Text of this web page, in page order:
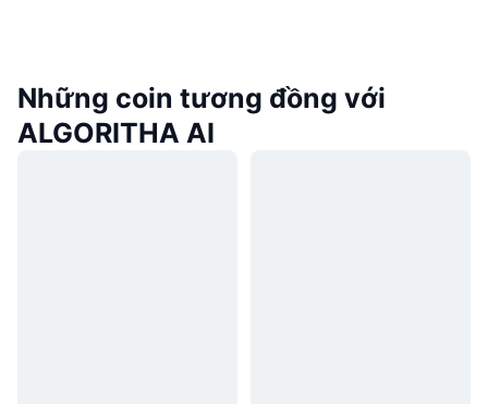
Những coin tương đồng với
ALGORITHA AI